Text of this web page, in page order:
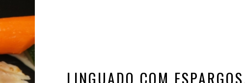
LINGUADO COM